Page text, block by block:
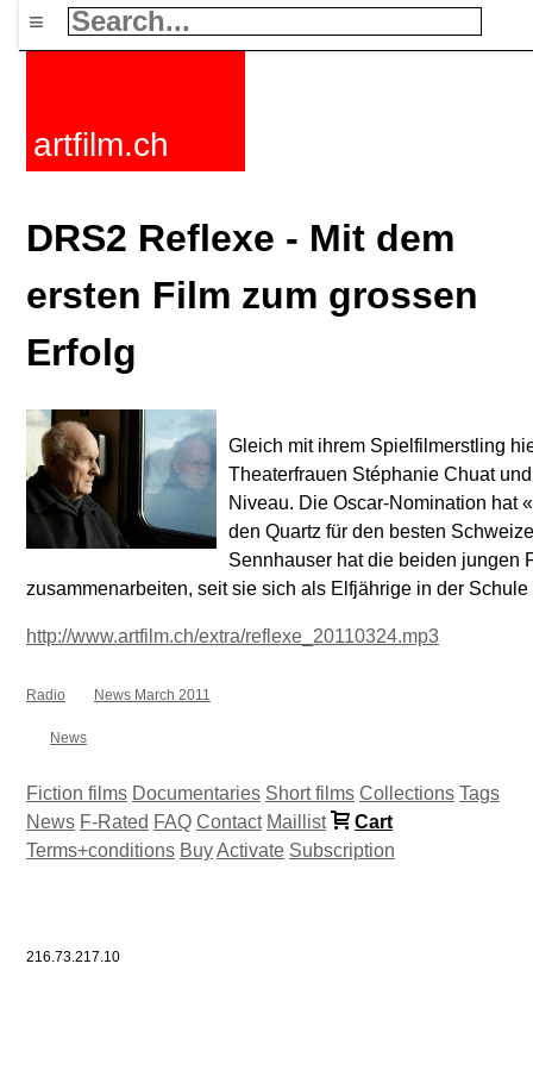
≡
artfilm.ch
DRS2 Reflexe - Mit dem
ersten Film zum grossen
Erfolg
Gleich mit ihrem Spielfilmerstling
Theaterfrauen Stéphanie Chuat
Niveau. Die Oscar-Nomination hat
den Quartz für den besten
Sennhauser hat die beiden jungen
zusammenarbeiten, seit sie sich als Elfjährige in der
http://www.artfilm.ch/extra/reflexe_20110324.mp3
Radio News March 2011
News
Fiction films Documentaries Short films Collections Tags
News F-Rated FAQ Contact Maillist
Cart
Terms+conditions BuyActivate Subscription
216.73.217.10